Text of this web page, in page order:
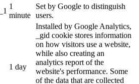
1
minute
Set by Google to distinguish
users.
1 day
Installed by Google Analytics,
_gid cookie stores information
on how visitors use a website,
while also creating an
analytics report of the
website's performance. Some
of the data that are collected